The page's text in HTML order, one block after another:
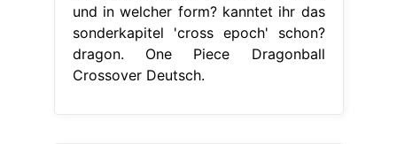
und in welcher form? kanntet ihr das
sonderkapitel 'cross epoch' schon?
dragon. One Piece Dragonball
Crossover Deutsch.